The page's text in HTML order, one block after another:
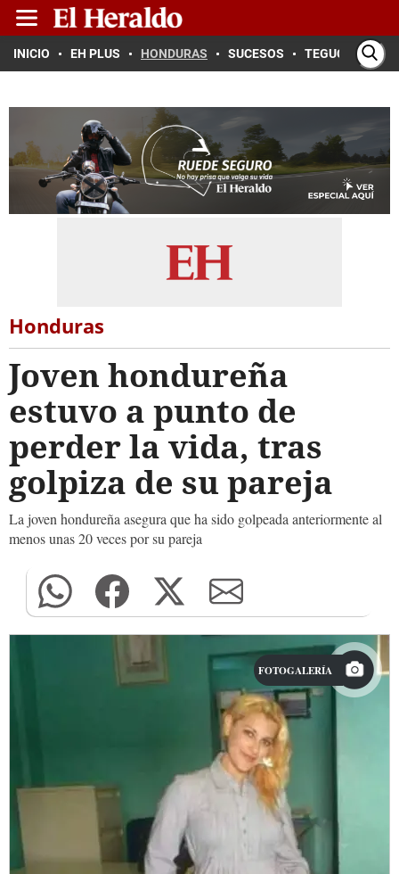
INICIO EH PLUS HONDURAS SUCESOS TEGUCIGALPA
Honduras
Joven hondureña
estuvo a punto de
perder la vida, tras
golpiza de su pareja
La joven hondureña asegura que ha sido golpeada anteriormente al
menos unas 20 veces por su pareja
FOTOGALERÍA